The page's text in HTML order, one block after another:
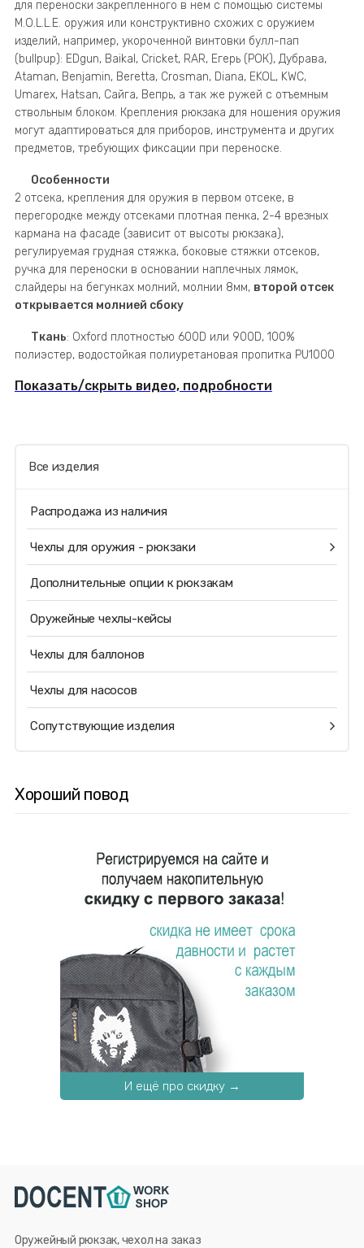
для переноски закрепленного в нем с помощью системы
M.O.L.L.E. оружия или конструктивно схожих с оружием
изделий, например, укороченной винтовки булл-пап
(bullpup): EDgun, Baikal, Cricket, RAR, Егерь (РОК), Дубрава,
Ataman, Benjamin, Beretta, Crosman, Diana, EKOL, KWC,
Umarex, Hatsan, Сайга, Вепрь, а так же ружей с отъемным
ствольным блоком. Крепления рюкзака для ношения оружия
могут адаптироваться для приборов, инструмента и других
предметов, требующих фиксации при переноске.
Особенности
2 отсека, крепления для оружия в первом отсеке, в
перегородке между отсеками плотная пенка, 2-4 врезных
кармана на фасаде (зависит от высоты рюкзака),
регулируемая грудная стяжка, боковые стяжки отсеков,
ручка для переноски в основании наплечных лямок,
слайдеры на бегунках молний, молнии 8мм, второй отсек
открывается молнией сбоку
Ткань: Oxford плотностью 600D или 900D, 100%
полиэстер, водостойкая полиуретановая пропитка PU1000
Показать/скрыть видео, подробности
Все изделия
Распродажа из наличия
Чехлы для оружия - рюкзаки
Дополнительные опции к рюкзакам
Оружейные чехлы-кейсы
Чехлы для баллонов
Чехлы для насосов
Сопутствующие изделия
Хороший повод
И ещё про скидку →
Оружейный рюкзак, чехол на заказ